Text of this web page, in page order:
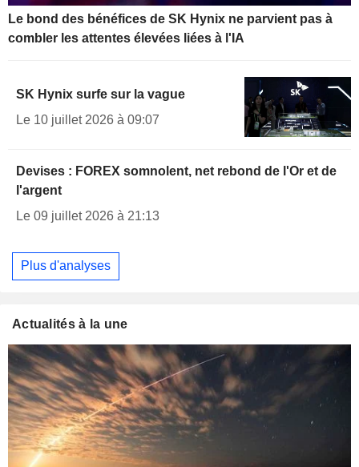
Le bond des bénéfices de SK Hynix ne parvient pas à
combler les attentes élevées liées à l'IA
SK Hynix surfe sur la vague
Le 10 juillet 2026 à 09:07
Devises : FOREX somnolent, net rebond de l'Or et de
l'argent
Le 09 juillet 2026 à 21:13
Plus d'analyses
Actualités à la une